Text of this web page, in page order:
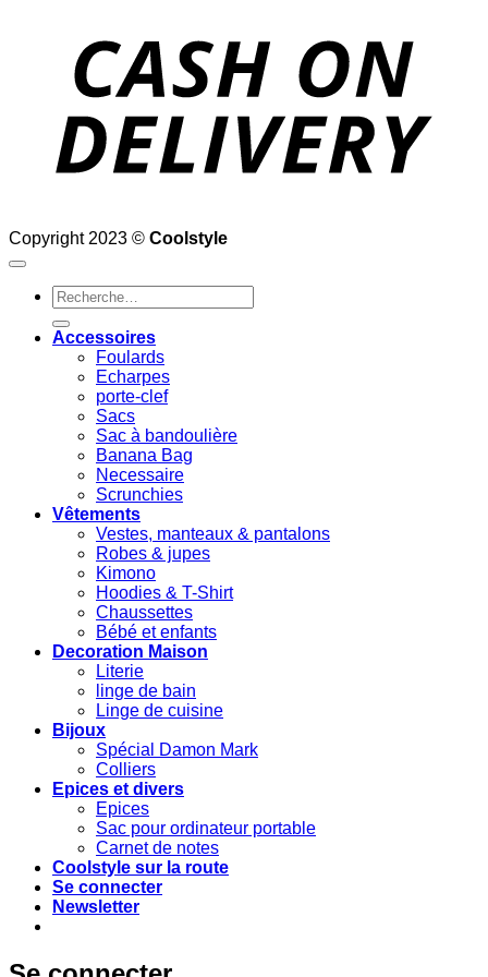
Copyright 2023 © Coolstyle
Recherche
pour :
Accessoires
Foulards
Echarpes
porte-clef
Sacs
Sac à bandoulière
Banana Bag
Necessaire
Scrunchies
Vêtements
Vestes, manteaux & pantalons
Robes & jupes
Kimono
Hoodies & T-Shirt
Chaussettes
Bébé et enfants
Decoration Maison
Literie
linge de bain
Linge de cuisine
Bijoux
Spécial Damon Mark
Colliers
Epices et divers
Epices
Sac pour ordinateur portable
Carnet de notes
Coolstyle sur la route
Se connecter
Newsletter